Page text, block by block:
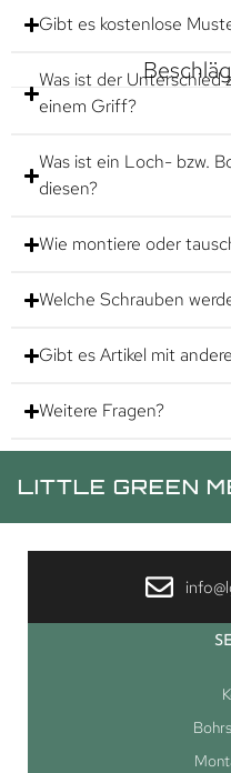
Gibt es kostenlose
Was ist der Unterschied
einem Griff?
Was ist ein Loch- bzw.
diesen?
Wie montiere oder
Welche Schrauben
Gibt es Artikel mit
Weitere Fragen?
GREEN MEN.